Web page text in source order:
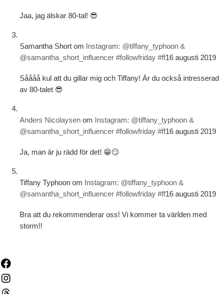
Jaa, jag älskar 80-tal! 😎
Samantha Short om Instagram: @tiffany_typhoon &
@samantha_short_influencer #followfriday #ff16 augusti 2019
Såååå kul att du gillar mig och Tiffany! Är du också intresserad
av 80-talet 😎
Anders Nicolaysen om Instagram: @tiffany_typhoon &
@samantha_short_influencer #followfriday #ff16 augusti 2019
Ja, man är ju rädd för det! 😁😏
Tiffany Typhoon om Instagram: @tiffany_typhoon &
@samantha_short_influencer #followfriday #ff16 augusti 2019
Bra att du rekommenderar oss! Vi kommer ta världen med
storm!!